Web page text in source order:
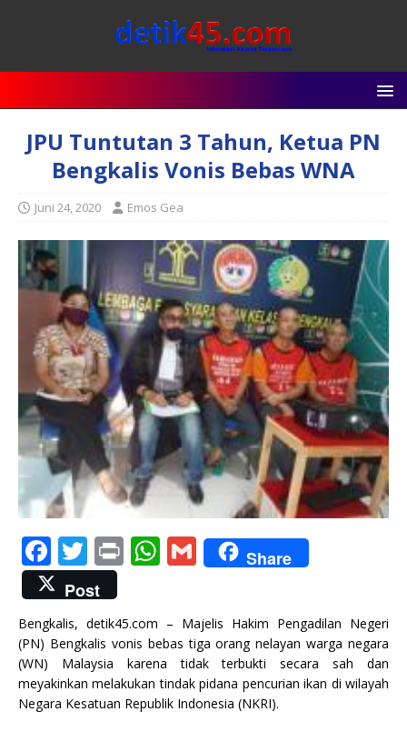
JPU Tuntutan 3 Tahun, Ketua PN
Bengkalis Vonis Bebas WNA
Juni 24, 2020 Emos Gea
F
a
c
e
b
o
T
w
it
te
r
P
n
t
W
at
s
A
p
G
m
ai
l
Share
Post
Bengkalis, detik45.com – Majelis Hakim Pengadilan Negeri
(PN) Bengkalis vonis bebas tiga orang nelayan warga negara
(WN) Malaysia karena tidak terbukti secara sah dan
meyakinkan melakukan tindak pidana pencurian ikan di wilayah
Negara Kesatuan Republik Indonesia (NKRI).